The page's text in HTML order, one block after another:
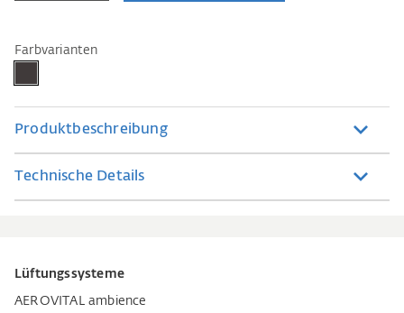
Farbvarianten
Produktbeschreibung
Technische Details
Lüftungssysteme
AEROVITAL ambience